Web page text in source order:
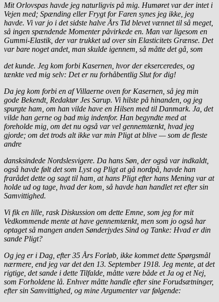
Mit Orlovspas havde jeg naturligvis på mig. Humøret var der intet i
Vejen med; Spænding eller Frygt for Faren synes jeg ikke, jeg
havde. Vi var jo i det sidste halve Års Tid blevet vænnet til så meget,
så ingen spændende Momenter påvirkede en. Man var ligesom en
Gummi-Elastik, der var trukket ud over sin Elasticitets Grænse. Det
var bare noget andet, man skulde igennem, så måtte det gå, som
det kunde. Jeg kom forbi Kasernen, hvor der ekserceredes, og
tænkte ved mig selv: Det er nu forhåbentlig Slut for dig!
Da jeg kom forbi en af Villaerne oven for Kasernen, så jeg min
gode Bekendt, Redaktør Jes Sarup. Vi hilste på hinanden, og jeg
spurgte ham, om han vilde have en Hilsen med til Danmark. Ja, det
vilde han gerne og bad mig indenfor. Han begyndte med at
foreholde mig, om det nu også var vel gennemtænkt, hvad jeg
gjorde; om det trods alt ikke var min Pligt at blive — som de fleste
andre
dansksindede Nordslesvigere. Da hans Søn, der også var indkaldt,
også havde følt det som Lyst og Pligt at gå nordpå, havde han
frarådet dette og sagt til ham, at hans Pligt efter hans Mening var at
holde ud og tage, hvad der kom, så havde han handlet ret efter sin
Samvittighed.
Vi fik en lille, rask Diskussion om dette Emne, som jeg for mit
Vedkommende mente at have gennemtænkt, men som jo også har
optaget så mangen anden Sønderjydes Sind og Tanke: Hvad er din
sande Pligt?
Og jeg er i Dag, efter 35 Års Forløb, ikke kommet dette Spørgsmål
nærmere, end jeg var det den 13. September 1918. Jeg mente, at det
rigtige, det sande i dette Tilfalde, måtte være både et Ja og et Nej,
som Forholdene lå. Enhver måtte handle efter sine Forudsætninger,
efter sin Samvittighed, og mine Argumenter var følgende: